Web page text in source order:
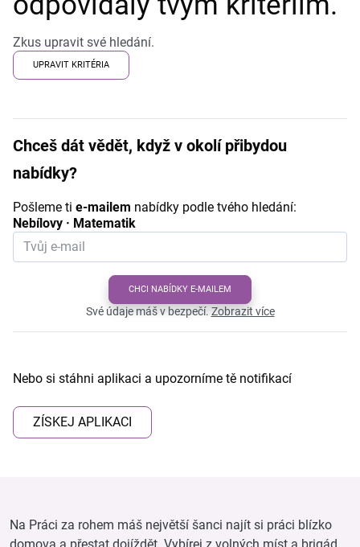
Zkus upravit své hledání.
UPRAVIT KRITÉRIA
Chceš dát vědět, když v okolí přibydou
nabídky?
Pošleme ti e-mailem nabídky podle tvého hledání:
Nebílovy · Matematik
CHCI NABÍDKY E-MAILEM
Své údaje máš v bezpečí.Zobrazit více
Nebo si stáhni aplikaci a upozorníme tě notifikací
ZÍSKEJ APLIKACI
Na Práci za rohem máš největší šanci najít si práci blízko
domova a přestat dojíždět. Vybírej z volných míst a brigád